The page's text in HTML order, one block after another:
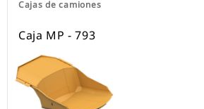
Cajas de camiones
Caja MP - 793